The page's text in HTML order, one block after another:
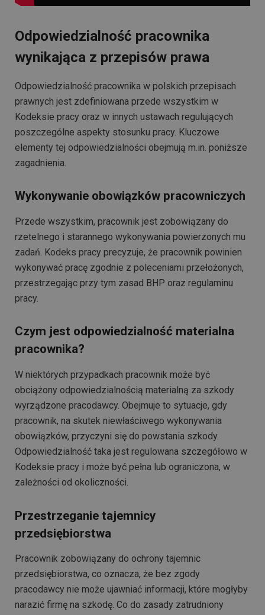
Odpowiedzialność pracownika
wynikająca z przepisów prawa
Odpowiedzialność pracownika w polskich przepisach
prawnych jest zdefiniowana przede wszystkim w
Kodeksie pracy oraz w innych ustawach regulujących
poszczególne aspekty stosunku pracy. Kluczowe
elementy tej odpowiedzialności obejmują m.in. poniższe
zagadnienia.
Wykonywanie obowiązków pracowniczych
Przede wszystkim, pracownik jest zobowiązany do
rzetelnego i starannego wykonywania powierzonych mu
zadań. Kodeks pracy precyzuje, że pracownik powinien
wykonywać pracę zgodnie z poleceniami przełożonych,
przestrzegając przy tym zasad BHP oraz regulaminu
pracy.
Czym jest odpowiedzialność materialna
pracownika?
W niektórych przypadkach pracownik może być
obciążony odpowiedzialnością materialną za szkody
wyrządzone pracodawcy. Obejmuje to sytuacje, gdy
pracownik, na skutek niewłaściwego wykonywania
obowiązków, przyczyni się do powstania szkody.
Odpowiedzialność taka jest regulowana szczegółowo w
Kodeksie pracy i może być pełna lub ograniczona, w
zależności od okoliczności.
Przestrzeganie tajemnicy
przedsiębiorstwa
Pracownik zobowiązany do ochrony tajemnic
przedsiębiorstwa, co oznacza, że bez zgody
pracodawcy nie może ujawniać informacji, które mogłyby
narazić firmę na szkodę. Co do zasady zatrudniony